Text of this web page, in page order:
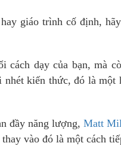
giáo trình cố định,
cách dạy của bạn, mà
kiến thức, đó là một
đầy năng lượng, Matt
vào đó là một cách